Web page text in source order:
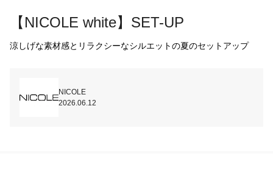
【NICOLE white】SET-UP
涼しげな素材感とリラクシーなシルエットの夏のセットアップ
NICOLE
2026.06.12